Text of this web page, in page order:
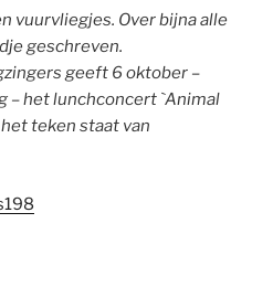
vuurvliegjes. Over bijna alle
geschreven.
geeft 6 oktober –
– het lunchconcert `Animal
teken staat van